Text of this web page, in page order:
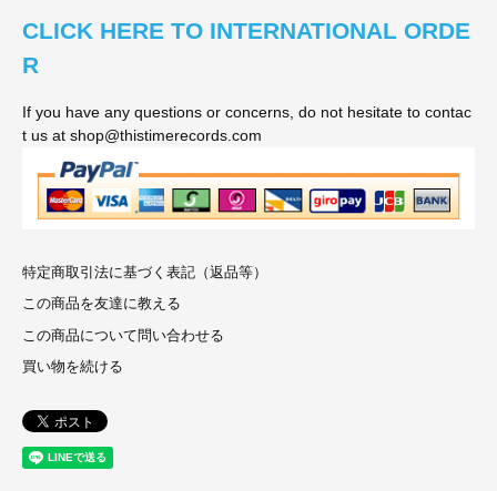
CLICK HERE TO INTERNATIONAL ORDE
R
If you have any questions or concerns, do not hesitate to contac
t us at shop@thistimerecords.com
特定商取引法に基づく表記（返品等）
この商品を友達に教える
この商品について問い合わせる
買い物を続ける